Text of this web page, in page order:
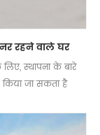
रहने वाले घर
स्थापना के बारे
जा सकता है